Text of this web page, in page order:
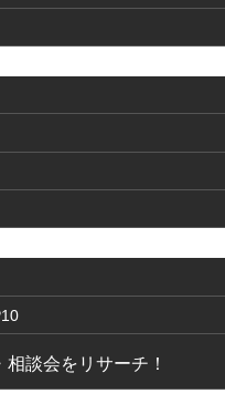
談会をリサーチ！